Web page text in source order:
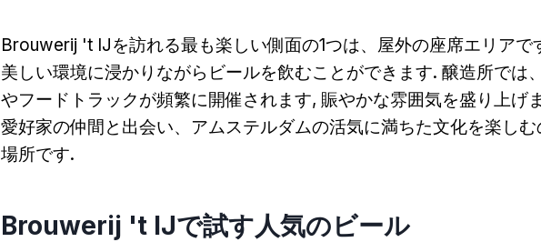
Brouwerij 't IJを訪れる最も楽しい側面の1つは、屋外の座席エリアで
美しい環境に浸かりながらビールを飲むことができます. 醸造所では
やフードトラックが頻繁に開催されます, 賑やかな雰囲気を盛り上げ
愛好家の仲間と出会い、アムステルダムの活気に満ちた文化を楽し
場所です.
Brouwerij 't IJで試す人気のビール